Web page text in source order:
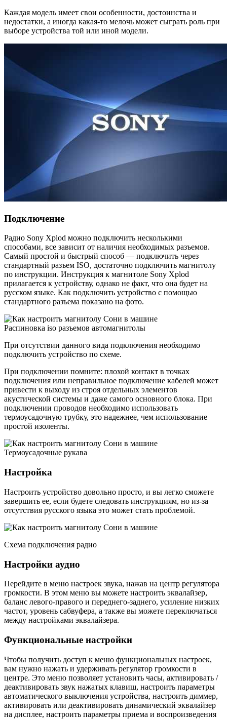
Каждая модель имеет свои особенности, достоинства и
недостатки, а иногда какая-то мелочь может сыграть роль при
выборе устройства той или иной модели.
Подключение
Радио Sony Xplod можно подключить несколькими
способами, все зависит от наличия необходимых разъемов.
Самый простой и быстрый способ — подключить через
стандартный разъем ISO, достаточно подключить магнитолу
по инструкции. Инструкция к магнитоле Sony Xplod
прилагается к устройству, однако не факт, что она будет на
русском языке. Как подключить устройство с помощью
стандартного разъема показано на фото.
Распиновка iso разъемов автомагнитолы
При отсутствии данного вида подключения необходимо
подключить устройство по схеме.
При подключении помните: плохой контакт в точках
подключения или неправильное подключение кабелей может
привести к выходу из строя отдельных элементов
акустической системы и даже самого основного блока. При
подключении проводов необходимо использовать
термоусадочную трубку, это надежнее, чем использование
простой изоленты.
Термоусадочные рукава
Настройка
Настроить устройство довольно просто, и вы легко сможете
завершить ее, если будете следовать инструкциям, но из-за
отсутствия русского языка это может стать проблемой.
Схема подключения радио
Настройки аудио
Перейдите в меню настроек звука, нажав на центр регулятора
громкости. В этом меню вы можете настроить эквалайзер,
баланс левого-правого и переднего-заднего, усиление низких
частот, уровень сабвуфера, а также вы можете переключаться
между настройками эквалайзера.
Функциональные настройки
Чтобы получить доступ к меню функциональных настроек,
вам нужно нажать и удерживать регулятор громкости в
центре. Это меню позволяет установить часы, активировать /
деактивировать звук нажатых клавиш, настроить параметры
автоматического выключения устройства, настроить диммер,
активировать или деактивировать динамический эквалайзер
на дисплее, настроить параметры приема и воспроизведения